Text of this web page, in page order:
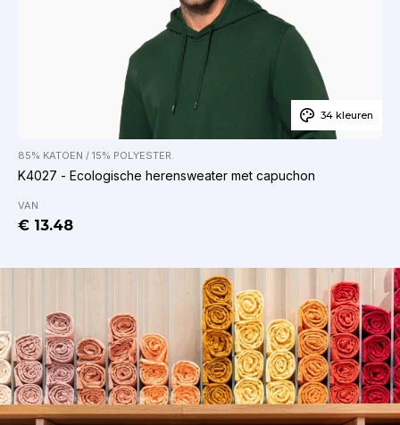
34 kleuren
85% KATOEN / 15% POLYESTER.
K4027 - Ecologische herensweater met capuchon
VAN
€ 13.48